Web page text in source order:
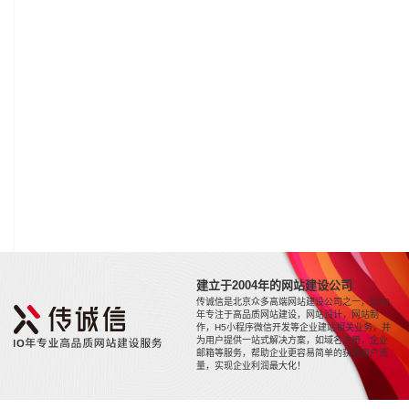
建立于2004年的网站建设公司
传诚信是北京众多高端网站建设公司之一，近20
年专注于高品质网站建设，网站设计，网站制
作，H5小程序微信开发等企业建站相关业务，并
为用户提供一站式解决方案，如域名注册，企业
邮箱等服务，帮助企业更容易简单的获取用户流
量，实现企业利润最大化！